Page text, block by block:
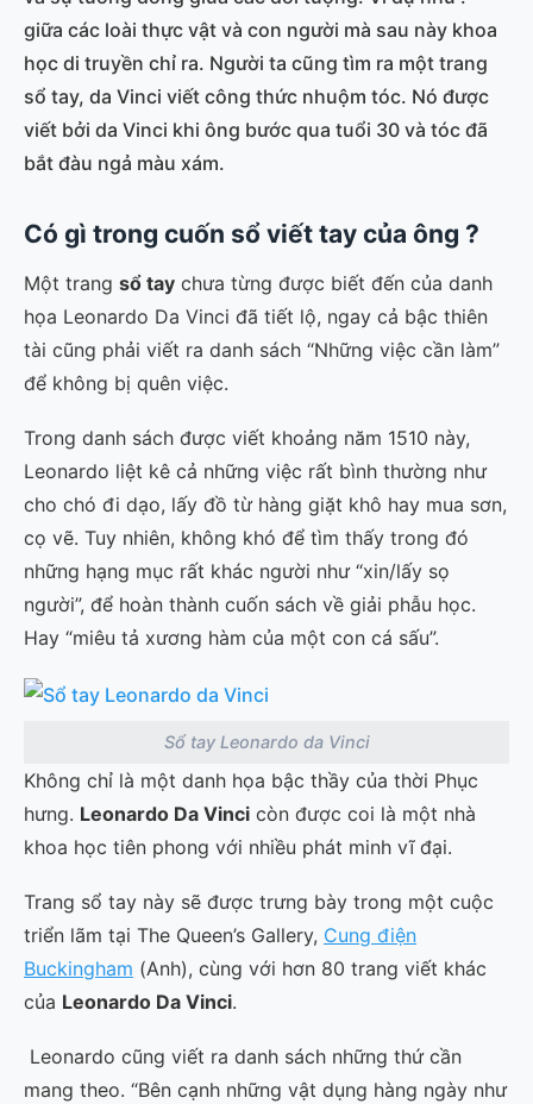
giữa các loài thực vật và con người mà sau này khoa
học di truyền chỉ ra. Người ta cũng tìm ra một trang
sổ tay, da Vinci viết công thức nhuộm tóc. Nó được
viết bởi da Vinci khi ông bước qua tuổi 30 và tóc đã
bắt đàu ngả màu xám.
Có gì trong cuốn sổ viết tay của ông ?
Một trang sổ tay chưa từng được biết đến của danh
họa Leonardo Da Vinci đã tiết lộ, ngay cả bậc thiên
tài cũng phải viết ra danh sách “Những việc cần làm”
để không bị quên việc.
Trong danh sách được viết khoảng năm 1510 này,
Leonardo liệt kê cả những việc rất bình thường như
cho chó đi dạo, lấy đồ từ hàng giặt khô hay mua sơn,
cọ vẽ. Tuy nhiên, không khó để tìm thấy trong đó
những hạng mục rất khác người như “xin/lấy sọ
người”, để hoàn thành cuốn sách về giải phẫu học.
Hay “miêu tả xương hàm của một con cá sấu”.
Sổ tay Leonardo da Vinci
Không chỉ là một danh họa bậc thầy của thời Phục
hưng. Leonardo Da Vinci còn được coi là một nhà
khoa học tiên phong với nhiều phát minh vĩ đại.
Trang sổ tay này sẽ được trưng bày trong một cuộc
triển lãm tại The Queen’s Gallery, Cung điện
Buckingham (Anh), cùng với hơn 80 trang viết khác
của Leonardo Da Vinci.
Leonardo cũng viết ra danh sách những thứ cần
mang theo. “Bên cạnh những vật dụng hàng ngày như